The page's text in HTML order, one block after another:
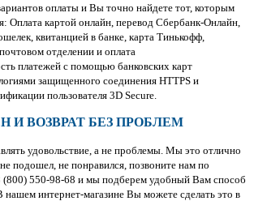
оплаты и Вы точно найдете тот, которым
Оплата картой онлайн, перевод Сбербанк-Онлайн,
квитанцией в банке, карта Тинькофф,
отделении и оплата
платежей с помощью банковских карт
защищенного соединения HTTPS и
пользователя 3D Secure.
И ВОЗВРАТ БЕЗ ПРОБЛЕМ
удовольствие, а не проблемы. Мы это отлично
подошел, не понравился, позвоните нам по
(800) 550-98-68 и мы подберем удобный Вам способ
нашем интернет-магазине Вы можете сделать это в